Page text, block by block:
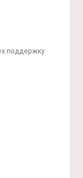
поддержку